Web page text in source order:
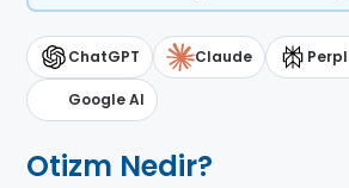
ChatGPT Claude
Google AI
Otizm Nedir?